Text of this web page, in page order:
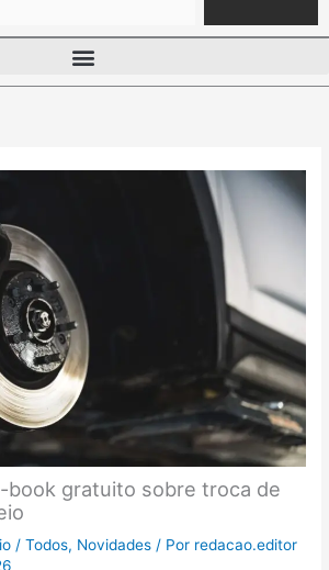
book gratuito sobre troca de
/Todos, Novidades / Por redacao.editor